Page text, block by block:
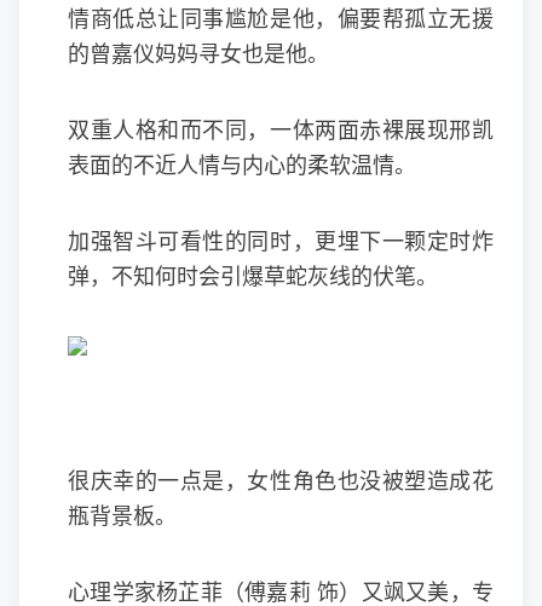
情商低总让同事尴尬是他，偏要帮孤立无援
的曾嘉仪妈妈寻女也是他。
双重人格和而不同，一体两面赤裸展现邢凯
表面的不近人情与内心的柔软温情。
加强智斗可看性的同时，更埋下一颗定时炸
弹，不知何时会引爆草蛇灰线的伏笔。
很庆幸的一点是，女性角色也没被塑造成花
瓶背景板。
心理学家杨芷菲（傅嘉莉 饰）又飒又美，专